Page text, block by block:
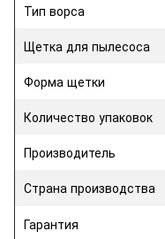
Тип ворса
Щетка для пылесоса
Форма щетки
Количество упаковок
Производитель
Страна производства
Гарантия